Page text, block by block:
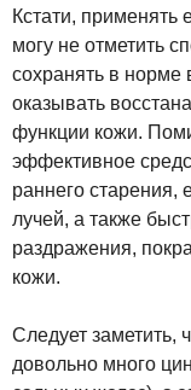
Кстати,
могу не отметить
сохранять в норме
оказывать
функции кожи.
эффективное
раннего старения,
лучей, а также
раздражения,
кожи.
Следует заметить,
довольно много